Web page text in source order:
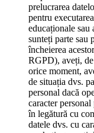
prelucrarea
pentru
educaționale
sunteți parte sau
încheierea
RGPD), aveți, de
orice moment,
de situația dvs.
personal dacă
caracter
în legătură cu
datele dvs. cu